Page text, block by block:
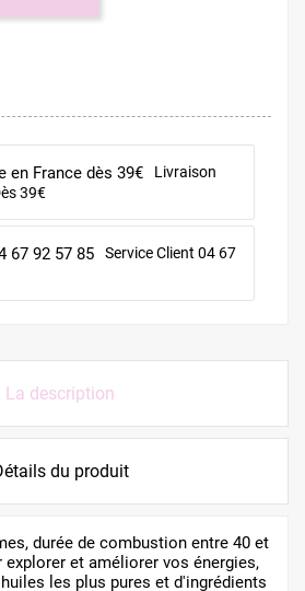
Livraison
39€
Service Client 04 67
La description
du produit
durée de combustion entre 40 et
explorer et améliorer vos énergies,
les plus pures et d'ingrédients